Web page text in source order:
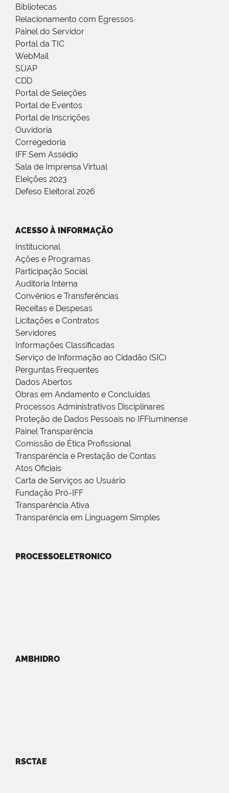
Bibliotecas
Relacionamento com Egressos
Painel do Servidor
Portal da TIC
WebMail
SUAP
CDD
Portal de Seleções
Portal de Eventos
Portal de Inscrições
Ouvidoria
Corregedoria
IFF Sem Assédio
Sala de Imprensa Virtual
Eleições 2023
Defeso Eleitoral 2026
ACESSO À INFORMAÇÃO
Institucional
Ações e Programas
Participação Social
Auditoria Interna
Convênios e Transferências
Receitas e Despesas
Licitações e Contratos
Servidores
Informações Classificadas
Serviço de Informação ao Cidadão (SIC)
Perguntas Frequentes
Dados Abertos
Obras em Andamento e Concluídas
Processos Administrativos Disciplinares
Proteção de Dados Pessoais no IFFluminense
Painel Transparência
Comissão de Ética Profissional
Transparência e Prestação de Contas
Atos Oficiais
Carta de Serviços ao Usuário
Fundação Pró-IFF
Transparência Ativa
Transparência em Linguagem Simples
PROCESSOELETRONICO
AMBHIDRO
RSCTAE